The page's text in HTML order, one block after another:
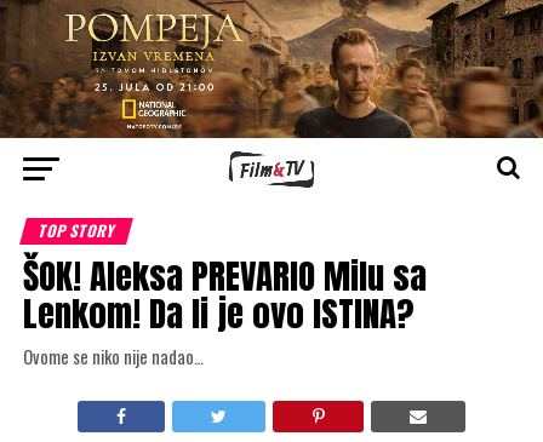
TOP STORY
ŠOK! Aleksa PREVARIO Milu sa
Lenkom! Da li je ovo ISTINA?
Ovome se niko nije nadao…